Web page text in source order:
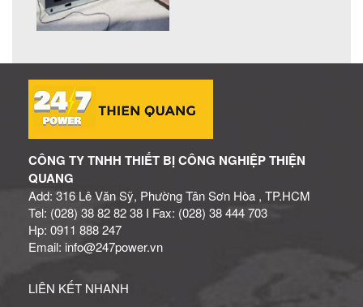
CÔNG TY TNHH THIẾT BỊ CÔNG NGHIỆP THIỆN
QUANG
Add: 316 Lê Văn Sỹ, Phường Tân Sơn Hòa , TP.HCM
Tel: (028) 38 82 82 38 I Fax: (028) 38 444 703
Hp: 0911 888 247
Email: info@247power.vn
LIÊN KẾT NHANH